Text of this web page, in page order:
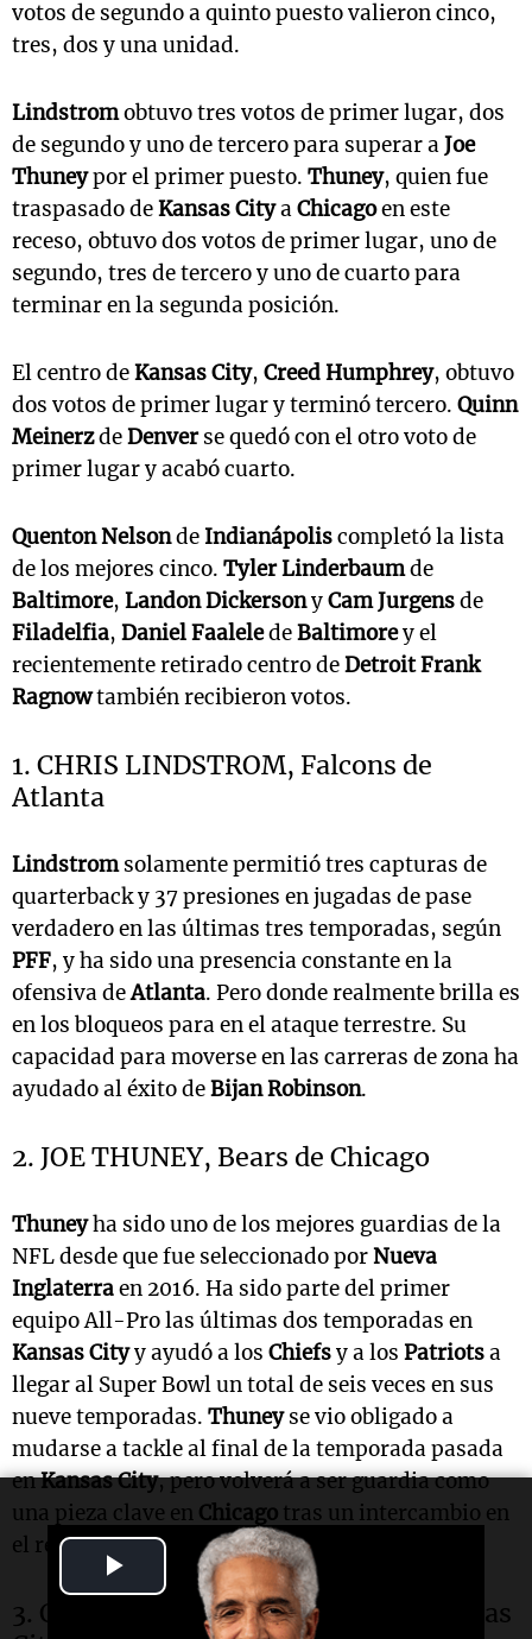
Play
Video
votos de segundo a quinto puesto valieron cinco,
tres, dos y una unidad.
Lindstromobtuvo tres votos de primer lugar, dos
de segundo y uno de tercero para superar aJoe
Thuneypor el primer puesto. Thuney, quien fue
traspasado deKansas CityaChicagoen este
receso, obtuvo dos votos de primer lugar, uno de
segundo, tres de tercero y uno de cuarto para
terminar en la segunda posición.
El centro deKansas City, Creed Humphrey, obtuvo
dos votos de primer lugar y terminó tercero. Quinn
MeinerzdeDenverse quedó con el otro voto de
primer lugar y acabó cuarto.
Quenton Nelsonde Indianápoliscompletó la lista
de los mejores cinco. Tyler Linderbaumde
Baltimore, Landon DickersonyCam Jurgensde
Filadelfia, Daniel FaaleledeBaltimorey el
recientemente retirado centro deDetroitFrank
Ragnowtambién recibieron votos.
1. CHRIS LINDSTROM, Falcons de
Atlanta
Lindstromsolamente permitió tres capturas de
quarterback y 37 presiones en jugadas de pase
verdadero en las últimas tres temporadas, según
PFF, y ha sido una presencia constante en la
ofensiva deAtlanta. Pero donde realmente brilla es
en los bloqueos para en el ataque terrestre. Su
capacidad para moverse en las carreras de zona ha
ayudado al éxito deBijan Robinson.
2. JOE THUNEY, Bears de Chicago
Thuneyha sido uno de los mejores guardias de la
NFL desde que fue seleccionado porNueva
Inglaterraen 2016. Ha sido parte del primer
equipo All-Pro las últimas dos temporadas en
Kansas Cityy ayudó a los Chiefsy a los Patriotsa
llegar al Super Bowl un total de seis veces en sus
nueve temporadas. Thuneyse vio obligado a
mudarse a tackle al final de la temporada pasada
enKansas City, pero volverá a ser guardia como
una pieza clave en Chicago tras un intercambio en
el receso previo a la campaña.
3. CREED HUMPHREY, Chiefs de Kansas